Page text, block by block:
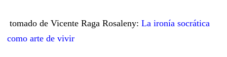
tomado de Vicente Raga Rosaleny: La ironía socrática
como arte de vivir